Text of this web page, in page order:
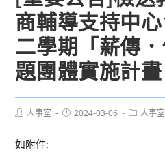
商輔導支持中
二學期「薪傳
題團體實施計
Post人事室
Post2024-03-06
Post人事室
如附件: